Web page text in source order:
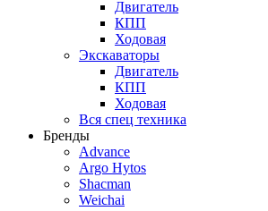
Двигатель
КПП
Ходовая
Экскаваторы
Двигатель
КПП
Ходовая
Вся спец техника
Бренды
Advance
Argo Hytos
Shacman
Weichai